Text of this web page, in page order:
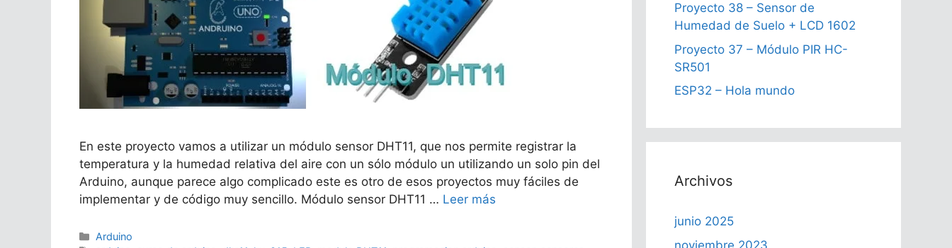
En este proyecto vamos a utilizar un módulo sensor DHT11, que nos permite registrar la
temperatura y la humedad relativa del aire con un sólo módulo un utilizando un solo pin del
Arduino, aunque parece algo complicado este es otro de esos proyectos muy fáciles de
implementar y de código muy sencillo. Módulo sensor DHT11 … Leer más
Categorías
Arduino
Proyecto 38 – Sensor de
Humedad de Suelo + LCD 1602
Proyecto 37 – Módulo PIR HC-
SR501
ESP32 – Hola mundo
Archivos
junio 2025
noviembre 2023